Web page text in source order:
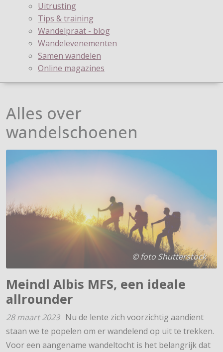
Uitrusting
Tips & training
Wandelpraat - blog
Wandelevenementen
Samen wandelen
Online magazines
Alles over
wandelschoenen
© foto Shutterstock
Meindl Albis MFS, een ideale
allrounder
28 maart 2023 Nu de lente zich voorzichtig aandient
staan we te popelen om er wandelend op uit te trekken.
Voor een aangename wandeltocht is het belangrijk dat